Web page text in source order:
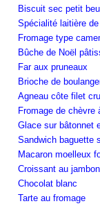
Biscuit sec petit
Spécialité laitière
Fromage type
Bûche de Noël
Far aux pruneaux
Brioche de
Agneau côte filet
Fromage de chèvre
Glace sur bâtonnet
Sandwich baguette
Macaron moelleux
Croissant au jambon
Chocolat blanc
Tarte au fromage